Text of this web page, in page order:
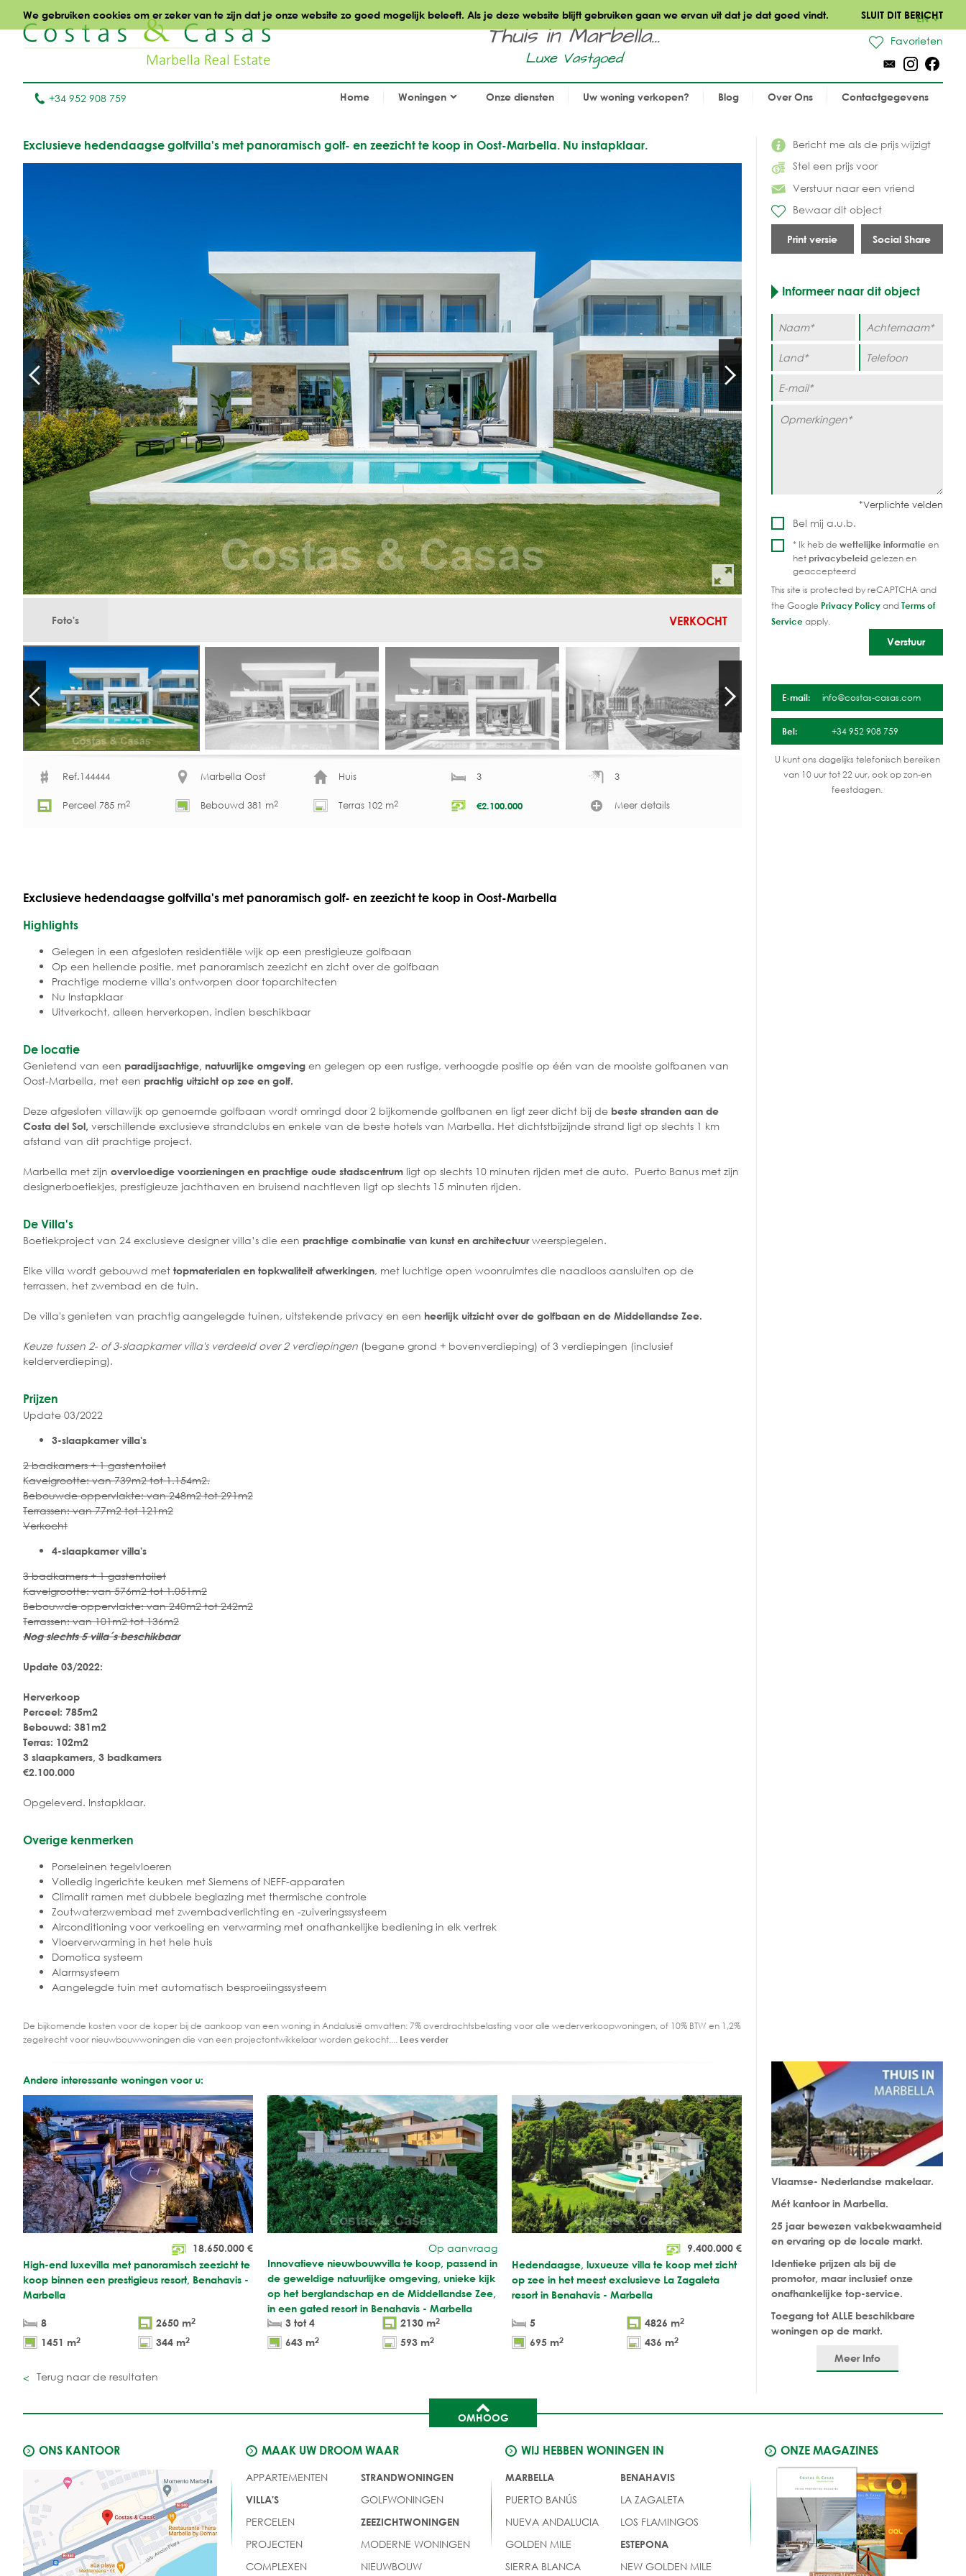
We gebruiken cookies om er zeker van te zijn dat je onze website zo goed mogelijk beleeft. Als je deze website blijft gebruiken gaan we ervan uit dat je dat goed vindt. SLUIT DIT BERICHT
Thuis in Marbella...
Luxe Vastgoed
EN
Favorieten
+34 952 908 759 Home Woningen Onze diensten Uw woning verkopen? Blog Over Ons Contactgegevens
Bericht me als de prijs wijzigt
Stel een prijs voor
Verstuur naar een vriend
Bewaar dit object
Print versie Social Share
Exclusieve hedendaagse golfvilla's met panoramisch golf- en zeezicht te koop in Oost-Marbella. Nu instapklaar.
Foto's VERKOCHT
Ref.144444 Marbella Oost Huis 3 3
Perceel 785 m2 Bebouwd 381 m2 Terras 102 m2 €2.100.000 Meer details
Exclusieve hedendaagse golfvilla's met panoramisch golf- en zeezicht te koop in Oost-Marbella
Highlights
Gelegen in een afgesloten residentiële wijk op een prestigieuze golfbaan
Op een hellende positie, met panoramisch zeezicht en zicht over de golfbaan
Prachtige moderne villa's ontworpen door toparchitecten
Nu Instapklaar
Uitverkocht, alleen herverkopen, indien beschikbaar
De locatie
Genietend van een paradijsachtige, natuurlijke omgeving en gelegen op een rustige, verhoogde positie op één van de mooiste golfbanen van
Oost-Marbella, met een prachtig uitzicht op zee en golf.
Deze afgesloten villawijk op genoemde golfbaan wordt omringd door 2 bijkomende golfbanen en ligt zeer dicht bij de beste stranden aan de
Costa del Sol, verschillende exclusieve strandclubs en enkele van de beste hotels van Marbella. Het dichtstbijzijnde strand ligt op slechts 1 km
afstand van dit prachtige project.
Marbella met zijn overvloedige voorzieningen en prachtige oude stadscentrum ligt op slechts 10 minuten rijden met de auto. Puerto Banus met zijn
designerboetiekjes, prestigieuze jachthaven en bruisend nachtleven ligt op slechts 15 minuten rijden.
De Villa's
Boetiekproject van 24 exclusieve designer villa’s die een prachtige combinatie van kunst en architectuurweerspiegelen.
Elke villa wordt gebouwd met topmaterialen en topkwaliteit afwerkingen, met luchtige open woonruimtes die naadloos aansluiten op de
terrassen, het zwembad en de tuin.
De villa's genieten van prachtig aangelegde tuinen, uitstekende privacy en een heerlijk uitzicht over de golfbaan en de Middellandse Zee.
Keuze tussen 2- of 3-slaapkamer villa's verdeeld over 2 verdiepingen (begane grond + bovenverdieping) of 3 verdiepingen (inclusief
kelderverdieping).
Prijzen
Update 03/2022
3-slaapkamer villa's
2 badkamers + 1 gastentoilet
Kavelgrootte: van 739m2 tot 1.154m2.
Bebouwde oppervlakte: van 248m2 tot 291m2
Terrassen: van 77m2 tot 121m2
Verkocht
4-slaapkamer villa's
3 badkamers + 1 gastentoilet
Kavelgrootte: van 576m2 tot 1.051m2
Bebouwde oppervlakte: van 240m2 tot 242m2
Terrassen: van 101m2 tot 136m2
Nog slechts 5 villa´s beschikbaar
Update 03/2022:
Herverkoop
Perceel: 785m2
Bebouwd: 381m2
Terras: 102m2
3 slaapkamers, 3 badkamers
€2.100.000
Opgeleverd. Instapklaar.
Overige kenmerken
Porseleinen tegelvloeren
Volledig ingerichte keuken met Siemens of NEFF-apparaten
Climalit ramen met dubbele beglazing met thermische controle
Zoutwaterzwembad met zwembadverlichting en -zuiveringssysteem
Airconditioning voor verkoeling en verwarming met onafhankelijke bediening in elk vertrek
Vloerverwarming in het hele huis
Domotica systeem
Alarmsysteem
Aangelegde tuin met automatisch besproeiingssysteem
De bijkomende kosten voor de koper bij de aankoop van een woning in Andalusië omvatten: 7% overdrachtsbelasting voor alle wederverkoopwoningen, of 10% BTW en 1,2%
zegelrecht voor nieuwbouwwoningen die van een projectontwikkelaar worden gekocht.... Lees verder
Informeer naar dit object
Bel mij a.u.b.
* Ik heb de wettelijke informatie en
hetprivacybeleid gelezen en
geaccepteerd
This site is protected by reCAPTCHA and
the Google Privacy PolicyandTerms of
Serviceapply.
E-mail: info@costas-casas.com
Bel: +34 952 908 759
U kunt ons dagelijks telefonisch bereiken
van 10 uur tot 22 uur, ook op zon-en
feestdagen.
Vlaamse- Nederlandse makelaar.
Mét kantoor in Marbella.
25 jaar bewezen vakbekwaamheid
en ervaring op de locale markt.
Identieke prijzen als bij de
promotor, maar inclusief onze
onafhankelijke top-service.
Toegang tot ALLE beschikbare
woningen op de markt.
Meer Info
Andere interessante woningen voor u:
18.650.000 €
High-end luxevilla met panoramisch zeezicht te
koop binnen een prestigieus resort, Benahavis -
Marbella
8 2650 m2
1451 m2 344 m2
Op aanvraag
Innovatieve nieuwbouwvilla te koop, passend in
de geweldige natuurlijke omgeving, unieke kijk
op het berglandschap en de Middellandse Zee,
in een gated resort in Benahavis - Marbella
3 tot 4
2130 m2
643 m2 593 m2
9.400.000 €
Hedendaagse, luxueuze villa te koop met zicht
op zee in het meest exclusieve La Zagaleta
resort in Benahavis - Marbella
5 4826 m2
695 m2 436 m2
Terug naar de resultaten
OMHOOG
ONS KANTOOR
MAAK UW DROOM WAAR
APPARTEMENTEN
VILLA'S
PERCELEN
PROJECTEN
COMPLEXEN
STRANDWONINGEN
GOLFWONINGEN
ZEEZICHTWONINGEN
MODERNE WONINGEN
NIEUWBOUW
WIJ HEBBEN WONINGEN IN
MARBELLA
PUERTO BANÚS
NUEVA ANDALUCIA
GOLDEN MILE
SIERRA BLANCA
BENAHAVIS
LA ZAGALETA
LOS FLAMINGOS
ESTEPONA
NEW GOLDEN MILE
ONZE MAGAZINES